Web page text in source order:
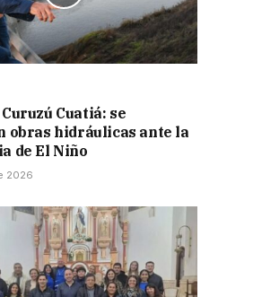
Cuatiá: se
obras hidráulicas ante la
de El Niño
2026